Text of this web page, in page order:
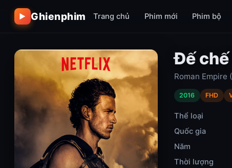
▶ Ghienphim Trang chủ Phim mới Phim bộ
Đế
Roman Empire
2016 FHD
Thể loại
Quốc gia
Năm
Thời lượng